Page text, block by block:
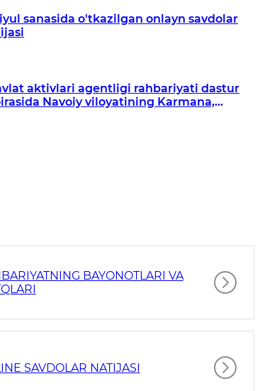
sanasida o'tkazilgan onlayn savdolar
aktivlari agentligi rahbariyati dastur
Navoiy viloyatining Karmana,
BAYONOTLARI VA
SAVDOLAR NATIJASI